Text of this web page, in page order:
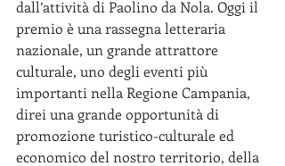
dall’attività di Paolino da Nola. Oggi il
premio è una rassegna letteraria
nazionale, un grande attrattore
culturale, uno degli eventi più
importanti nella Regione Campania,
direi una grande opportunità di
promozione turistico-culturale ed
economico del nostro territorio, della